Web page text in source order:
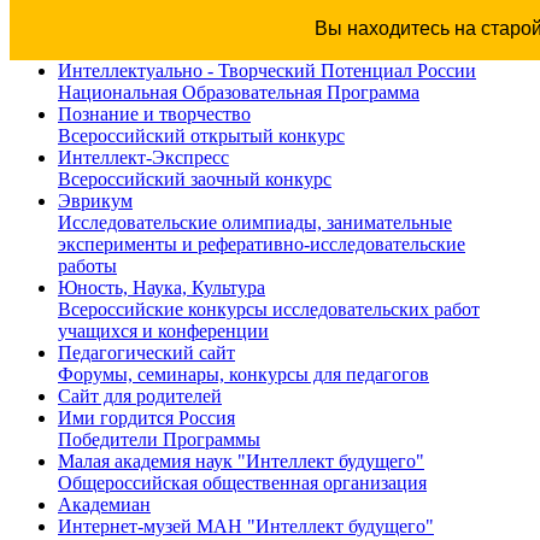
Вы находитесь на
Интеллектуально - Творческий Потенциал России
Национальная Образовательная Программа
Познание и творчество
Всероссийский открытый конкурс
Интеллект-Экспресс
Всероссийский заочный конкурс
Эврикум
Исследовательские олимпиады, занимательные
эксперименты и реферативно-исследовательские
работы
Юность, Наука, Культура
Всероссийские конкурсы исследовательских работ
учащихся и конференции
Педагогический сайт
Форумы, семинары, конкурсы для педагогов
Сайт для родителей
Ими гордится Россия
Победители Программы
Малая академия наук "Интеллект будущего"
Общероссийская общественная организация
Академиан
Интернет-музей МАН "Интеллект будущего"